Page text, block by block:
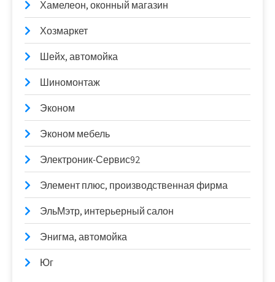
Хамелеон, оконный магазин
Хозмаркет
Шейх, автомойка
Шиномонтаж
Эконом
Эконом мебель
Электроник-Сервис92
Элемент плюс, производственная фирма
ЭльМэтр, интерьерный салон
Энигма, автомойка
Юг